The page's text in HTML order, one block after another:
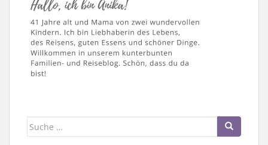
Suche